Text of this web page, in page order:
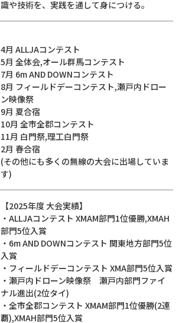
識や技術を、実践を通して身につける。
4月 ALLJAコンテスト
5月 全体会,オール群馬コンテスト
7月 6m AND DOWNコンテスト
8月 フィールドデーコンテスト,瀬戸内ドロー
ン映像祭
9月 夏合宿
10月 全市全郡コンテスト
11月 白門祭,理工白門祭
2月 春合宿
(その他にも多くの無線の大会に出場していま
す)
【2025年度 大会実績】
・ALLJAコンテスト XMAM部門1位優勝,XMAH
部門5位入賞
・6m AND DOWNコンテスト 関東地方部門5位
入賞
・フィールドデーコンテスト XMA部門5位入賞
・瀬戸内ドローン映像祭 瀬戸内部門ファイ
ナル進出(2位タイ)
・全市全郡コンテスト XMAM部門1位優勝(2連
覇),XMAH部門5位入賞